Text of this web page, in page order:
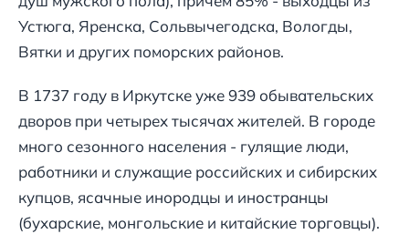
Устюга, Яренска, Сольвычегодска, Вологды,
Вятки и других поморских районов.
В 1737 году в Иркутске уже 939 обывательских
дворов при четырех тысячах жителей. В городе
много сезонного населения - гулящие люди,
работники и служащие российских и сибирских
купцов, ясачные инородцы и иностранцы
(бухарские, монгольские и китайские торговцы).